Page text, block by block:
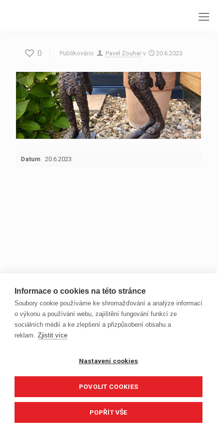
0 Publikováno Pavel Zouhar v 20.6.2023
Datum 20.6.2023
Informace o cookies na této stránce
Soubory cookie používáme ke shromažďování a analýze informací
o výkonu a používání webu, zajištění fungování funkcí ze
sociálních médií a ke zlepšení a přizpůsobení obsahu a
reklam. Zjistit více
Nastavení cookies
POVOLIT COOKIES
POPŘÍT VŠE